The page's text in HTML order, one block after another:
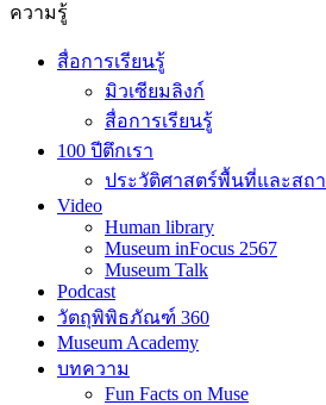
ความรู้
สื่อการเรียนรู้
มิวเซียมลิงก์
สื่อการเรียนรู้
100 ปีตึกเรา
ประวัติศาสตร์พื้นที่และสถ
Video
Human library
Museum inFocus 2567
Museum Talk
Podcast
วัตถุพิพิธภัณฑ์ 360
Museum Academy
บทความ
Fun Facts on Muse